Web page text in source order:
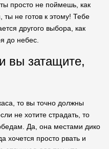
просто не поймешь, как
ты не готов к этому! Тебе
другого выбора, как
до небес.
вы затащите,
то вы точно должны
не хотите страдать, то
Да, она местами дико
хочется просто рвать и